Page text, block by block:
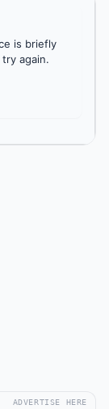
is briefly
again.
ADVERTISE HERE